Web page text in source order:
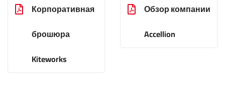
Корпоративная
брошюра
Kiteworks
Обзор компании
Accellion